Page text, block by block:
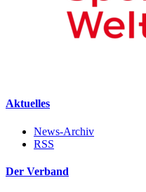
Aktuelles
News-Archiv
RSS
Der Verband